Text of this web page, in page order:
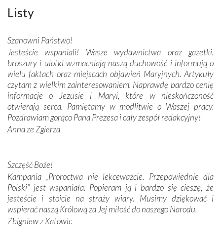
wspaniałe zdobienia, dbałość ich twórców o detale,
połączenie talentów z wytrwałością i pracowitością
Podążyliśmy też śladami fatimskich wizjonerów – Łucji
dos Santos oraz świętych Hiacynty i Franciszka Marto.
Modliliśmy się przy ich grobach. Odprawiliśmy Drogę
Krzyżową w ich rodzinnych stronach, odwiedziliśmy
domy, w których żyli.
W miejscu objawień Matki Bożej zapaliliśmy świece
przywiezione wraz z intencjami powierzonymi nam przez
spotykaliśmy się z serdeczną otwartością
Portugalczyków. Podziwialiśmy ich ludową sztukę i
zwyczaje. Mimo że nasze kraje są od siebie bardzo
oddalone, w żaden sposób nie czuliśmy się obco.
Sprawiła to oczywiście sama Matka Boża, ale też
kulturowa bliskość biorąca swój początek w naszej
wspólnej wierze. Podczas wyjazdów do historycznych
Listy
Szanowni Państwo!
Jesteście wspaniali! Wasze wydawnictwa oraz gazetki,
broszury i ulotki wzmacniają naszą duchowość i informują o
wielu faktach oraz miejscach objawień Maryjnych. Artykuły
czytam z wielkim zainteresowaniem. Naprawdę bardzo cenię
informacje o Jezusie i Maryi, które w nieskończoność
otwierają serca. Pamiętamy w modlitwie o Waszej pracy.
Pozdrawiam gorąco Pana Prezesa i cały zespół redakcyjny!
Anna ze Zgierza
Szczęść Boże!
Kampania „Proroctwa nie lekceważcie. Przepowiednie dla
Polski” jest wspaniała. Popieram ją i bardzo się cieszę, że
jesteście i stoicie na straży wiary. Musimy dziękować i
wspierać naszą Królową za Jej miłość do naszego Narodu.
Zbigniew z Katowic